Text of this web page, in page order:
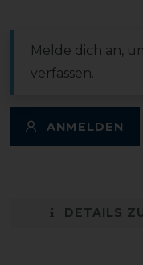
Melde dich an,
verfassen.
ANMELDEN
DETAILS